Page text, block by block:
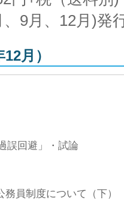
、9月、12月)発
月）
誤回避」・試論
員制度について（下）